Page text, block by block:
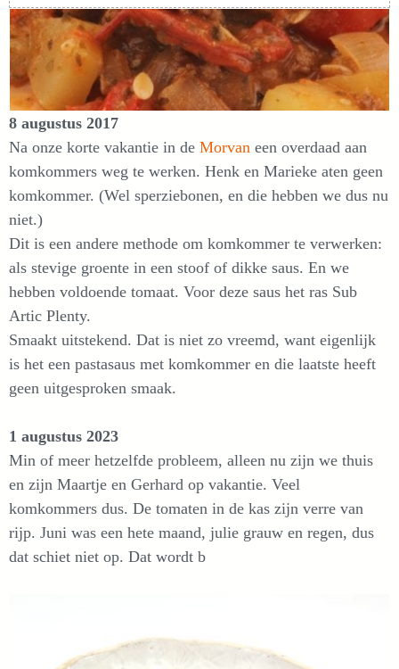
8 augustus 2017
Na onze korte vakantie in de Morvan een overdaad aan
komkommers weg te werken. Henk en Marieke aten geen
komkommer. (Wel sperziebonen, en die hebben we dus nu
niet.)
Dit is een andere methode om komkommer te verwerken:
als stevige groente in een stoof of dikke saus. En we
hebben voldoende tomaat. Voor deze saus het ras Sub
Artic Plenty.
Smaakt uitstekend. Dat is niet zo vreemd, want eigenlijk
is het een pastasaus met komkommer en die laatste heeft
geen uitgesproken smaak.
1 augustus 2023
Min of meer hetzelfde probleem, alleen nu zijn we thuis
en zijn Maartje en Gerhard op vakantie. Veel
komkommers dus. De tomaten in de kas zijn verre van
rijp. Juni was een hete maand, julie grauw en regen, dus
dat schiet niet op. Dat wordt b